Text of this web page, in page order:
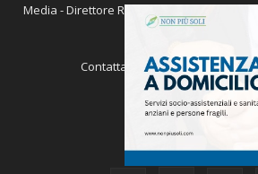
Media - Direttore Responsabile: Michele
Pubblicità
Contattaci:
SEGUICI